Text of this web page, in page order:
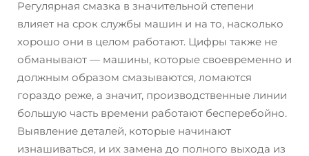
Регулярная смазка в значительной степени
влияет на срок службы машин и на то, насколько
хорошо они в целом работают. Цифры также не
обманывают — машины, которые своевременно и
должным образом смазываются, ломаются
гораздо реже, а значит, производственные линии
большую часть времени работают бесперебойно.
Выявление деталей, которые начинают
изнашиваться, и их замена до полного выхода из